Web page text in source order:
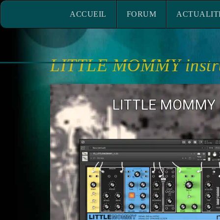
ACCUEIL FORUM ACTUALITÉ
LITTLE MOMMY
ACCUEIL FORUM